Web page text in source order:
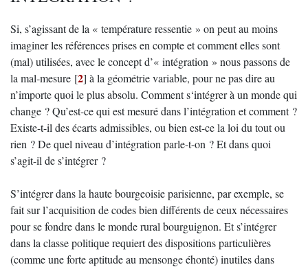
Si, s’agissant de la « température ressentie » on peut au moins
imaginer les références prises en compte et comment elles sont
(mal) utilisées, avec le concept d’« intégration » nous passons de
la mal-mesure [2] à la géométrie variable, pour ne pas dire au
n’importe quoi le plus absolu. Comment s‘intégrer à un monde qui
change ? Qu’est-ce qui est mesuré dans l’intégration et comment ?
Existe-t-il des écarts admissibles, ou bien est-ce la loi du tout ou
rien ? De quel niveau d’intégration parle-t-on ? Et dans quoi
s’agit-il de s’intégrer ?
S’intégrer dans la haute bourgeoisie parisienne, par exemple, se
fait sur l’acquisition de codes bien différents de ceux nécessaires
pour se fondre dans le monde rural bourguignon. Et s’intégrer
dans la classe politique requiert des dispositions particulières
(comme une forte aptitude au mensonge éhonté) inutiles dans